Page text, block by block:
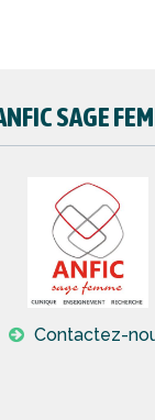
SAGE
Contactez-